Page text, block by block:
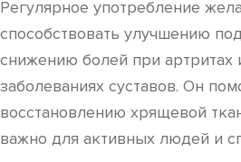
Регулярное употребление
способствовать улучшению
снижению болей при артритах
заболеваниях суставов. Он
восстановлению хрящевой
важно для активных людей и